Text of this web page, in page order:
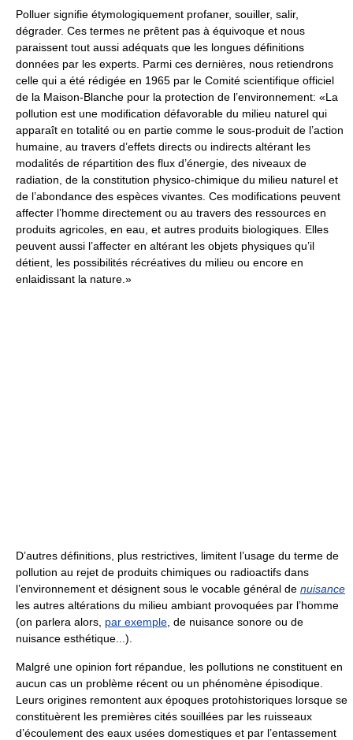
Polluer signifie étymologiquement profaner, souiller, salir,
dégrader. Ces termes ne prêtent pas à équivoque et nous
paraissent tout aussi adéquats que les longues définitions
données par les experts. Parmi ces dernières, nous retiendrons
celle qui a été rédigée en 1965 par le Comité scientifique officiel
de la Maison-Blanche pour la protection de l’environnement: «La
pollution est une modification défavorable du milieu naturel qui
apparaît en totalité ou en partie comme le sous-produit de l’action
humaine, au travers d’effets directs ou indirects altérant les
modalités de répartition des flux d’énergie, des niveaux de
radiation, de la constitution physico-chimique du milieu naturel et
de l’abondance des espèces vivantes. Ces modifications peuvent
affecter l’homme directement ou au travers des ressources en
produits agricoles, en eau, et autres produits biologiques. Elles
peuvent aussi l’affecter en altérant les objets physiques qu’il
détient, les possibilités récréatives du milieu ou encore en
enlaidissant la nature.»
D’autres définitions, plus restrictives, limitent l’usage du terme de
pollution au rejet de produits chimiques ou radioactifs dans
l’environnement et désignent sous le vocable général de nuisance
les autres altérations du milieu ambiant provoquées par l’homme
(on parlera alors, par exemple , de nuisance sonore ou de
nuisance esthétique...).
Malgré une opinion fort répandue, les pollutions ne constituent en
aucun cas un problème récent ou un phénomène épisodique.
Leurs origines remontent aux époques protohistoriques lorsque se
constituèrent les premières cités souillées par les ruisseaux
d’écoulement des eaux usées domestiques et par l’entassement